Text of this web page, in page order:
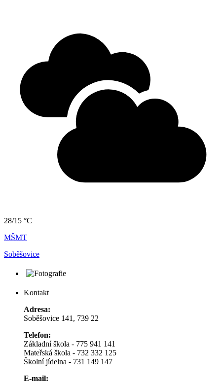
28/15 °C
MŠMT
Soběšovice
Kontakt
Adresa:
Soběšovice 141, 739 22
Telefon:
Základní škola - 775 941 141
Mateřská škola - 732 332 125
Školní jídelna - 731 149 147
E-mail: